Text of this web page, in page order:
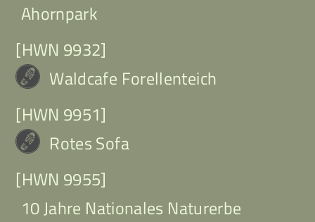
Ahornpark
[HWN 9932]
Waldcafe Forellenteich
[HWN 9951]
Rotes Sofa
[HWN 9955]
10 Jahre Nationales Naturerbe